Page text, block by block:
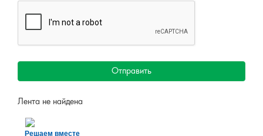
Решаем вместе